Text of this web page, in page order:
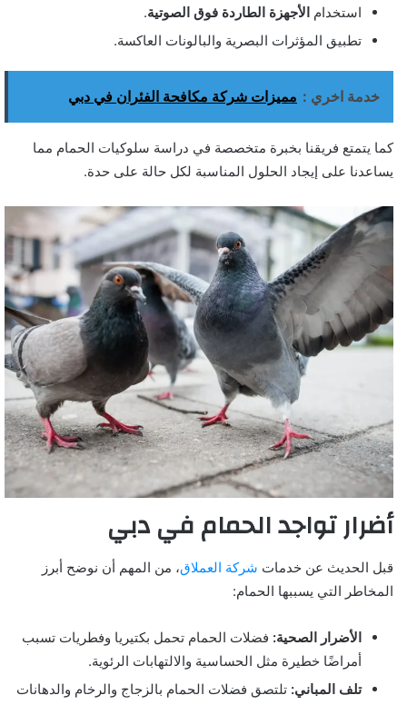
استخدام الأجهزة الطاردة فوق الصوتية.
تطبيق المؤثرات البصرية والبالونات العاكسة.
خدمة اخري : مميزات شركة مكافحة الفئران في دبي
كما يتمتع فريقنا بخبرة متخصصة في دراسة سلوكيات الحمام مما
يساعدنا على إيجاد الحلول المناسبة لكل حالة على حدة.
أضرار تواجد الحمام في دبي
قبل الحديث عن خدمات شركة العملاق، من المهم أن نوضح أبرز
المخاطر التي يسببها الحمام:
الأضرار الصحية: فضلات الحمام تحمل بكتيريا وفطريات تسبب
أمراضًا خطيرة مثل الحساسية والالتهابات الرئوية.
تلف المباني: تلتصق فضلات الحمام بالزجاج والرخام والدهانات